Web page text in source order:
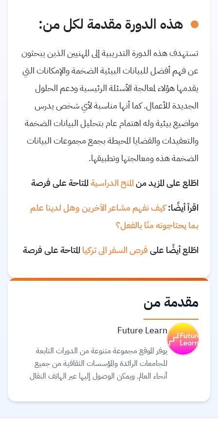
هذه الدورة مقدمة لكل من:
تستهدف هذه الدورة التدريبية إلى المهنيين الذين يبحثون
عن فهم أفضل للبيانات البيئية الضخمة والإمكانات التي
يقدمها هؤلاء لمعالجة الأسئلة الرئيسية ودعم الحلول
الجديدة للأعمال. كما أنها مناسبة لأي شخص يدرس
مواضيع بيئية وله اهتمام عام بتحليل البيانات الضخمة
والتعقيدات والقضايا المحيطة بجمع مجموعات البيانات
الضخمة هذه ومعالجتها وتطبيقها.
اطّلع على المزيد منالمنح الدراسيةالمتاحة على فرصة
اقرأ أيضًا:كيف نفهم مشاعر الآخرين وهل لدينا علم
بما يحتاجونه منّا بالفعل؟
اطّلع أيضًا علىفرص السفر الى تركيا المتاحة على فرصة
مقدمة من
Future Learn
يوفر الموقع مجموعة متنوعة من الدورات التابعة
للجامعات الرائدة والمؤسسات الثقافية من جميع
أنحاء العالم. ويمكن الوصول إليها عبر الهاتف النقال
يمكنك توفيق التعليم في حياتك. يعتقد القائمون على